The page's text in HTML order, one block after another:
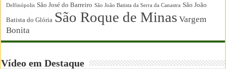
Delfinópolis São José do Barreiro São João Batista da Serra da Canastra São João
Batista do Glória São Roque de Minas Vargem
Bonita
Vídeo em Destaque